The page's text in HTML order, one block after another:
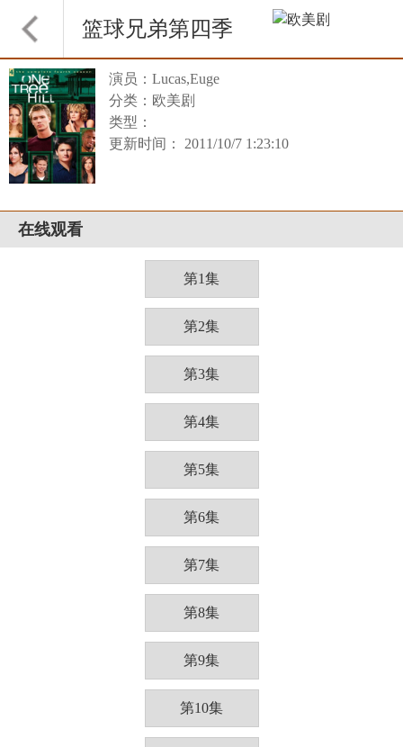
篮球兄弟第四季
演员：Lucas,Euge
分类：欧美剧
类型：
更新时间： 2011/10/7 1:23:10
在线观看
第1集
第2集
第3集
第4集
第5集
第6集
第7集
第8集
第9集
第10集